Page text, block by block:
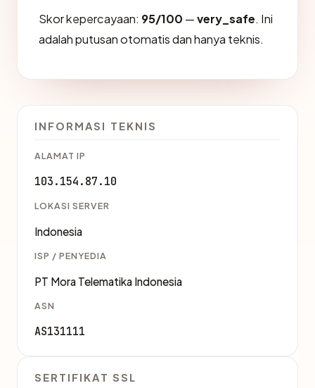
Skor kepercayaan: 95/100 —very_safe. Ini
adalah putusan otomatis dan hanya teknis.
INFORMASI TEKNIS
ALAMAT IP
103.154.87.10
LOKASI SERVER
Indonesia
ISP / PENYEDIA
PT Mora Telematika Indonesia
ASN
AS131111
SERTIFIKAT SSL